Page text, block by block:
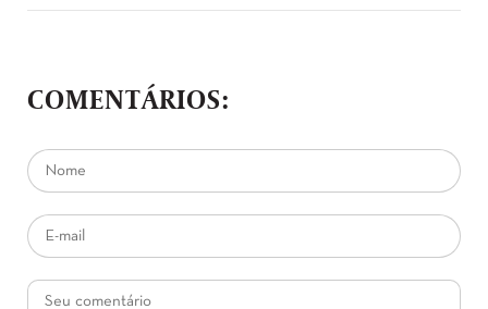
COMENTÁRIOS: